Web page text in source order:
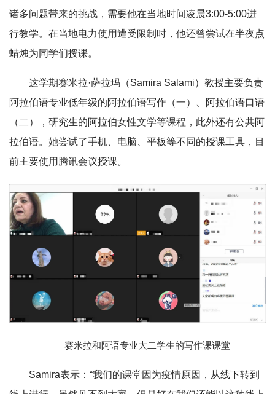
诸多问题带来的挑战，需要他在当地时间凌晨3:00-5:00进
行教学。在当地电力使用遭受限制时，他还曾尝试在半夜点
蜡烛为同学们授课。
这学期赛米拉·萨拉玛（Samira Salami）教授主要负责
阿拉伯语专业低年级的阿拉伯语写作（一）、阿拉伯语口语
（二），研究生的阿拉伯女性文学等课程，此外还有公共阿
拉伯语。她尝试了手机、电脑、平板等不同的授课工具，目
前主要使用腾讯会议授课。
赛米拉和阿语专业大二学生的写作课课堂
Samira表示：“我们的课堂因为疫情原因，从线下转到